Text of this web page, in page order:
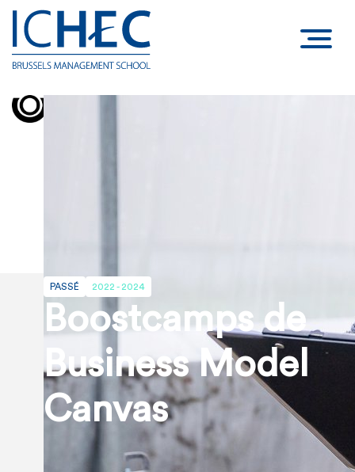
Boostcamps de
Business Model
Canvas
PASSÉ 2022 - 2024